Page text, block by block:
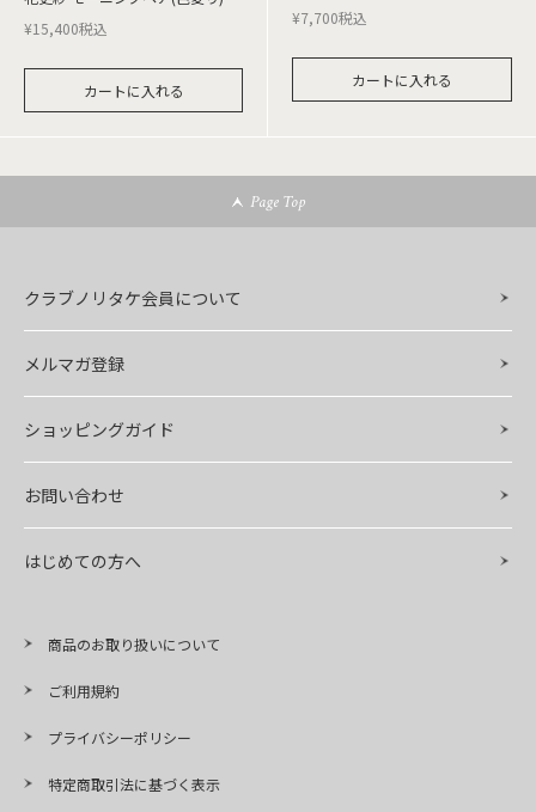
¥15,400税込
カートに入れる
¥7,700税込
カートに入れる
Page Top
クラブノリタケ会員について
メルマガ登録
ショッピングガイド
お問い合わせ
はじめての方へ
商品のお取り扱いについて
ご利用規約
プライバシーポリシー
特定商取引法に基づく表示